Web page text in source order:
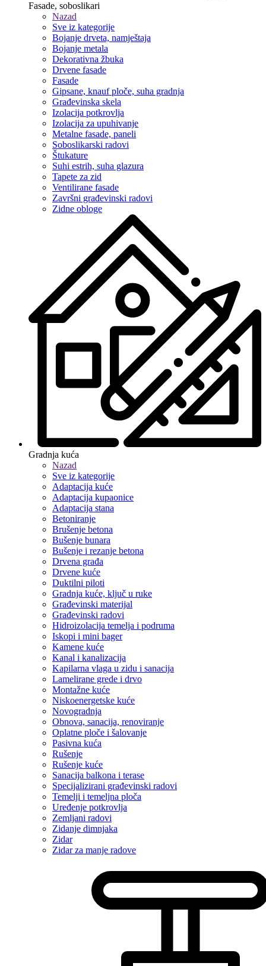
Fasade, soboslikari
Nazad
Sve iz kategorije
Bojanje drveta, namještaja
Bojanje metala
Dekorativna žbuka
Drvene fasade
Fasade
Gipsane, knauf ploče, suha gradnja
Građevinska skela
Izolacija potkrovlja
Izolacija za upuhivanje
Metalne fasade, paneli
Soboslikarski radovi
Štukature
Suhi estrih, suha glazura
Tapete za zid
Ventilirane fasade
Završni građevinski radovi
Zidne obloge
Gradnja kuća
Nazad
Sve iz kategorije
Adaptacija kuće
Adaptacija kupaonice
Adaptacija stana
Betoniranje
Brušenje betona
Bušenje bunara
Bušenje i rezanje betona
Drvena građa
Drvene kuće
Duktilni piloti
Gradnja kuće, ključ u ruke
Građevinski materijal
Građevinski radovi
Hidroizolacija temelja i podruma
Iskopi i mini bager
Kamene kuće
Kanal i kanalizacija
Kapilarna vlaga u zidu i sanacija
Lamelirane grede i drvo
Montažne kuće
Niskoenergetske kuće
Novogradnja
Obnova, sanacija, renoviranje
Oplatne ploče i šalovanje
Pasivna kuća
Rušenje
Rušenje kuće
Sanacija balkona i terase
Specijalizirani građevinski radovi
Temelji i temeljna ploča
Uređenje potkrovlja
Zemljani radovi
Zidanje dimnjaka
Zidar
Zidar za manje radove